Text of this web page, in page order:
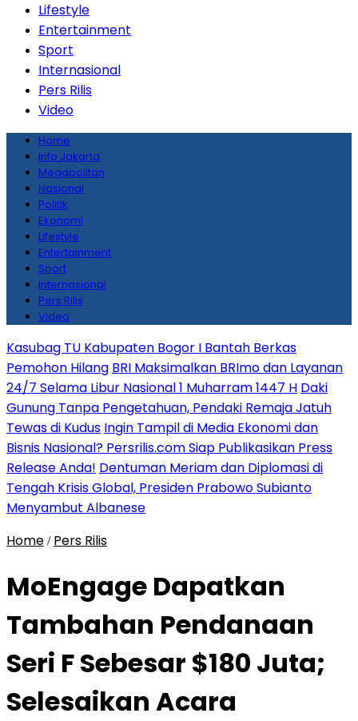
Lifestyle
Entertainment
Sport
Internasional
Pers Rilis
Video
Home
Info Jakarta
Megapolitan
Nasional
Politik
Ekonomi
Lifestyle
Entertainment
Sport
Internasional
Pers Rilis
Video
Kasubag TU Kabupaten Bogor I Bantah Berkas
Pemohon Hilang BRI Maksimalkan BRImo dan Layanan
24/7 Selama Libur Nasional 1 Muharram 1447 H Daki
Gunung Tanpa Pengetahuan, Pendaki Remaja Jatuh
Tewas di Kudus Ingin Tampil di Media Ekonomi dan
Bisnis Nasional? Persrilis.com Siap Publikasikan Press
Release Anda! Dentuman Meriam dan Diplomasi di
Tengah Krisis Global, Presiden Prabowo Subianto
Menyambut Albanese
Home / Pers Rilis
MoEngage Dapatkan
Tambahan Pendanaan
Seri F Sebesar $180 Juta;
Selesaikan Acara